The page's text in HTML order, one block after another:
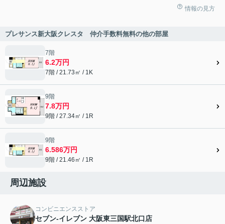
情報の見方
プレサンス新大阪クレスタ 仲介手数料無料の他の部屋
7階
6.2万円
7階 / 21.73㎡ / 1K
9階
7.8万円
9階 / 27.34㎡ / 1R
9階
6.586万円
9階 / 21.46㎡ / 1R
周辺施設
コンビニエンスストア
セブン‐イレブン 大阪東三国駅北口店